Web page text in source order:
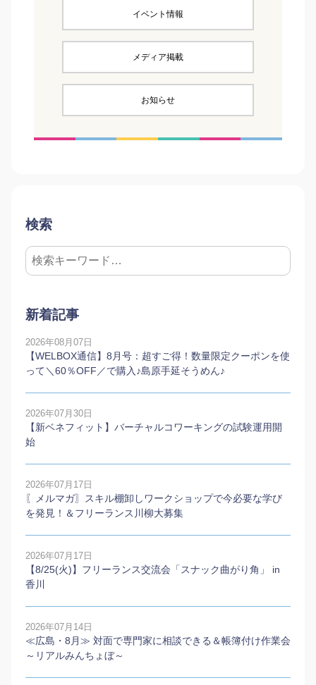
イベント情報
メディア掲載
お知らせ
検索
新着記事
2026年08月07日
【WELBOX通信】8月号：超すご得！数量限定クーポンを使
って＼60％OFF／で購入♪島原手延そうめん♪
2026年07月30日
【新ベネフィット】バーチャルコワーキングの試験運用開
始
2026年07月17日
〖メルマガ〗スキル棚卸しワークショップで今必要な学び
を発見！＆フリーランス川柳大募集
2026年07月17日
【8/25(火)】フリーランス交流会「スナック曲がり角」 in
香川
2026年07月14日
≪広島・8月≫ 対面で専門家に相談できる＆帳簿付け作業会
～リアルみんちょぼ～